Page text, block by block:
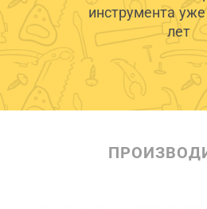
инструмента
лет